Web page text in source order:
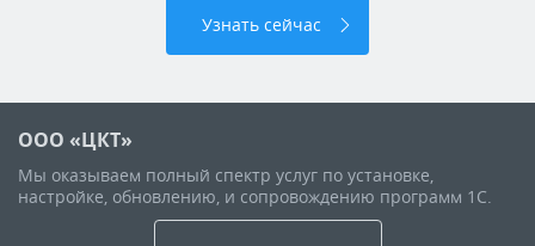
Узнать сейчас
ООО «ЦКТ»
Мы оказываем полный спектр услуг по установке,
настройке, обновлению, и сопровождению программ 1С.